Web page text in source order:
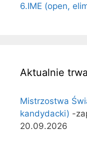
6.IME (open,
Aktualnie
Mistrzostwa
kandydacki) -
20.09.2026